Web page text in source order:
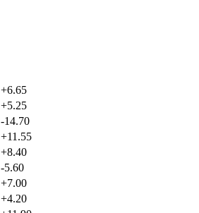
+6.65
+5.25
-14.70
+11.55
+8.40
-5.60
+7.00
+4.20